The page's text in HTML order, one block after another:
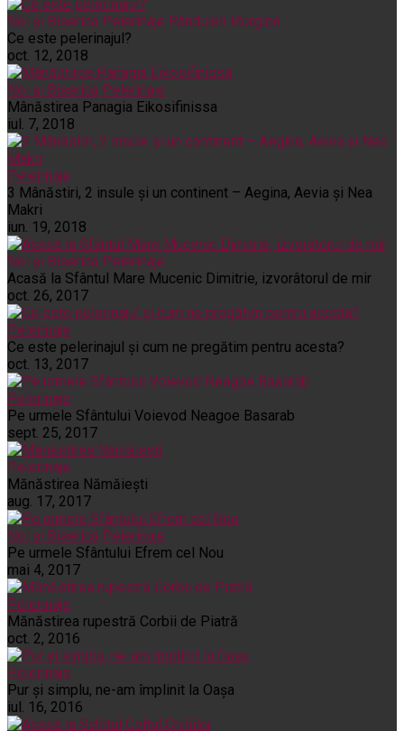
Noi și Biserica Pelerinaje Rânduieli liturgice
Ce este pelerinajul?
oct. 12, 2018
Noi și Biserica Pelerinaje
Mânăstirea Panagia Eikosifinissa
iul. 7, 2018
Pelerinaje
3 Mânăstiri, 2 insule și un continent – Aegina, Aevia și Nea
Makri
iun. 19, 2018
Noi și Biserica Pelerinaje
Acasă la Sfântul Mare Mucenic Dimitrie, izvorâtorul de mir
oct. 26, 2017
Pelerinaje
Ce este pelerinajul şi cum ne pregătim pentru acesta?
oct. 13, 2017
Pelerinaje
Pe urmele Sfântului Voievod Neagoe Basarab
sept. 25, 2017
Pelerinaje
Mănăstirea Nămăiești
aug. 17, 2017
Noi și Biserica Pelerinaje
Pe urmele Sfântului Efrem cel Nou
mai 4, 2017
Pelerinaje
Mănăstirea rupestră Corbii de Piatră
oct. 2, 2016
Pelerinaje
Pur şi simplu, ne-am împlinit la Oaşa
iul. 16, 2016